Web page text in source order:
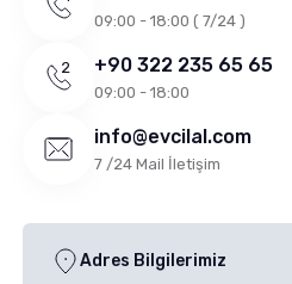
09:00 - 18:00 ( 7/24 )
+90 322 235 65 65
09:00 - 18:00
info@evcilal.com
7 /24 Mail İletişim
Adres Bilgilerimiz